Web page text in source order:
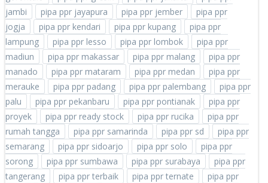
jambi
pipa ppr jayapura pipa ppr jember
pipa ppr
jogja
pipa ppr kendari pipa ppr kupang
pipa ppr
lampung
pipa ppr lesso pipa ppr lombok
pipa ppr
madiun
pipa ppr makassar pipa ppr malang
pipa ppr
manado
pipa ppr mataram pipa ppr medan
pipa ppr
merauke
pipa ppr padang pipa ppr palembang
pipa ppr
palu
pipa ppr pekanbaru pipa ppr pontianak
pipa ppr
proyek
pipa ppr ready stock pipa ppr rucika
pipa ppr
rumah tangga
pipa ppr samarinda pipa ppr sd
pipa ppr
semarang
pipa ppr sidoarjo pipa ppr solo
pipa ppr
sorong
pipa ppr sumbawa pipa ppr surabaya
pipa ppr
tangerang
pipa ppr terbaik pipa ppr ternate
pipa ppr